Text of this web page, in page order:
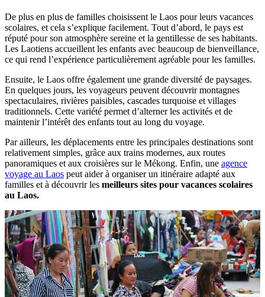
De plus en plus de familles choisissent le Laos pour leurs vacances
scolaires, et cela s’explique facilement. Tout d’abord, le pays est
réputé pour son atmosphère sereine et la gentillesse de ses habitants.
Les Laotiens accueillent les enfants avec beaucoup de bienveillance,
ce qui rend l’expérience particulièrement agréable pour les familles.
Ensuite, le Laos offre également une grande diversité de paysages.
En quelques jours, les voyageurs peuvent découvrir montagnes
spectaculaires, rivières paisibles, cascades turquoise et villages
traditionnels. Cette variété permet d’alterner les activités et de
maintenir l’intérêt des enfants tout au long du voyage.
Par ailleurs, les déplacements entre les principales destinations sont
relativement simples, grâce aux trains modernes, aux routes
panoramiques et aux croisières sur le Mékong. Enfin, une agence
voyage au Laos peut aider à organiser un itinéraire adapté aux
familles et à découvrir les meilleurs sites pour vacances scolaires
au Laos.